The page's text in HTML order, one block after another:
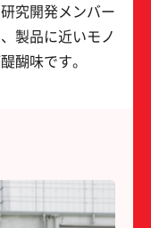
究開発メンバー
製品に近いモノ
醐味です。